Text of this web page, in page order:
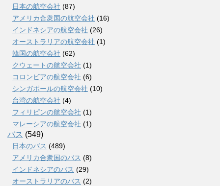
日本の航空会社 (87)
アメリカ合衆国の航空会社 (16)
インドネシアの航空会社 (26)
オーストラリアの航空会社 (1)
韓国の航空会社 (62)
クウェートの航空会社 (1)
コロンビアの航空会社 (6)
シンガポールの航空会社 (10)
台湾の航空会社 (4)
フィリピンの航空会社 (1)
マレーシアの航空会社 (1)
バス (549)
日本のバス (489)
アメリカ合衆国のバス (8)
インドネシアのバス (29)
オーストラリアのバス (2)